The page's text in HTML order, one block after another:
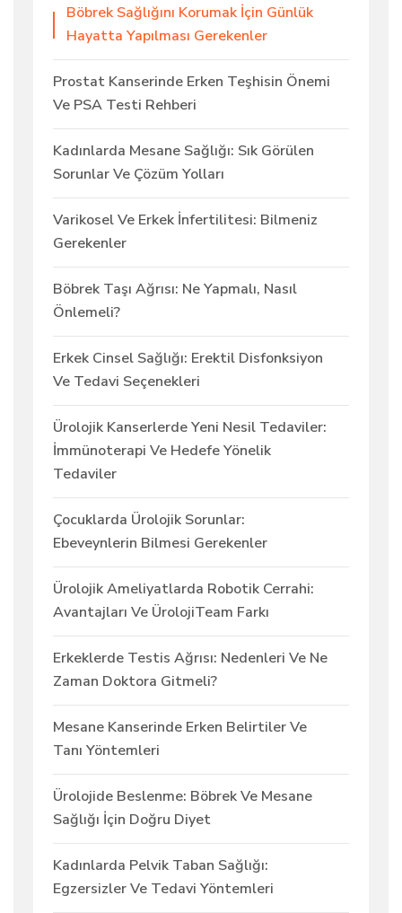
Böbrek Sağlığını Korumak İçin Günlük
Hayatta Yapılması Gerekenler
Prostat Kanserinde Erken Teşhisin Önemi
Ve PSA Testi Rehberi
Kadınlarda Mesane Sağlığı: Sık Görülen
Sorunlar Ve Çözüm Yolları
Varikosel Ve Erkek İnfertilitesi: Bilmeniz
Gerekenler
Böbrek Taşı Ağrısı: Ne Yapmalı, Nasıl
Önlemeli?
Erkek Cinsel Sağlığı: Erektil Disfonksiyon
Ve Tedavi Seçenekleri
Ürolojik Kanserlerde Yeni Nesil Tedaviler:
İmmünoterapi Ve Hedefe Yönelik
Tedaviler
Çocuklarda Ürolojik Sorunlar:
Ebeveynlerin Bilmesi Gerekenler
Ürolojik Ameliyatlarda Robotik Cerrahi:
Avantajları Ve ÜrolojiTeam Farkı
Erkeklerde Testis Ağrısı: Nedenleri Ve Ne
Zaman Doktora Gitmeli?
Mesane Kanserinde Erken Belirtiler Ve
Tanı Yöntemleri
Ürolojide Beslenme: Böbrek Ve Mesane
Sağlığı İçin Doğru Diyet
Kadınlarda Pelvik Taban Sağlığı:
Egzersizler Ve Tedavi Yöntemleri